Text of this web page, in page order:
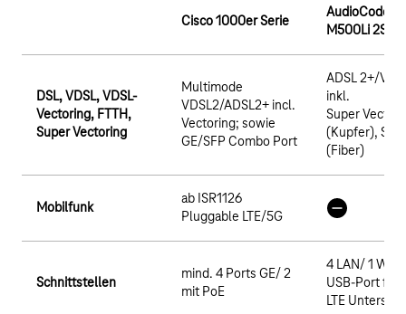
Cisco 1000er Serie
AudioCodes
M500Li 2S0
DSL, VDSL, VDSL-
Vectoring, FTTH,
Super Vectoring
Multimode
VDSL2/ADSL2+ incl.
Vectoring; sowie
GE/SFP Combo Port
ADSL 2+/
inkl.
Super
(Kupfer), SFP
(Fiber)
Mobilfunk
ab ISR1126
Pluggable LTE/5G
Schnittstellen
mind. 4 Ports GE/ 2
mit PoE
4 LAN/ 1
USB-Port für
LTE